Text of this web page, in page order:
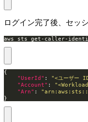
ログイン完了後、セッ
aws sts get-caller-
"UserId" : "<ユーザー
"Account" :
"Arn" :
}